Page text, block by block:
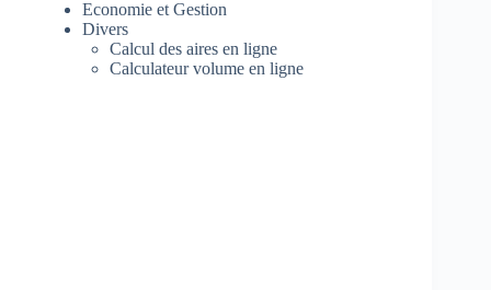
Economie et Gestion
Divers
Calcul des aires en ligne
Calculateur volume en ligne